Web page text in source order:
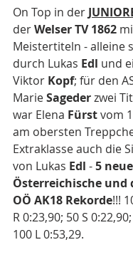
On Top in der
der Welser TV 1862
Meistertiteln - alleine
durch Lukas Edl und
Viktor Kopf; für den
Marie Sageder zwei
war Elena Fürst vom
am obersten
Extraklasse auch die
von Lukas Edl - 5 neue
Österreichische und
OÖ AK18 Rekorde!!!
R 0:23,90; 50 S
100 L 0:53,29.